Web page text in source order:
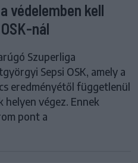
védelemben kell
nál
Szuperliga
Sepsi OSK, amely a
eredményétől függetlenül
helyen végez. Ennek
pont a